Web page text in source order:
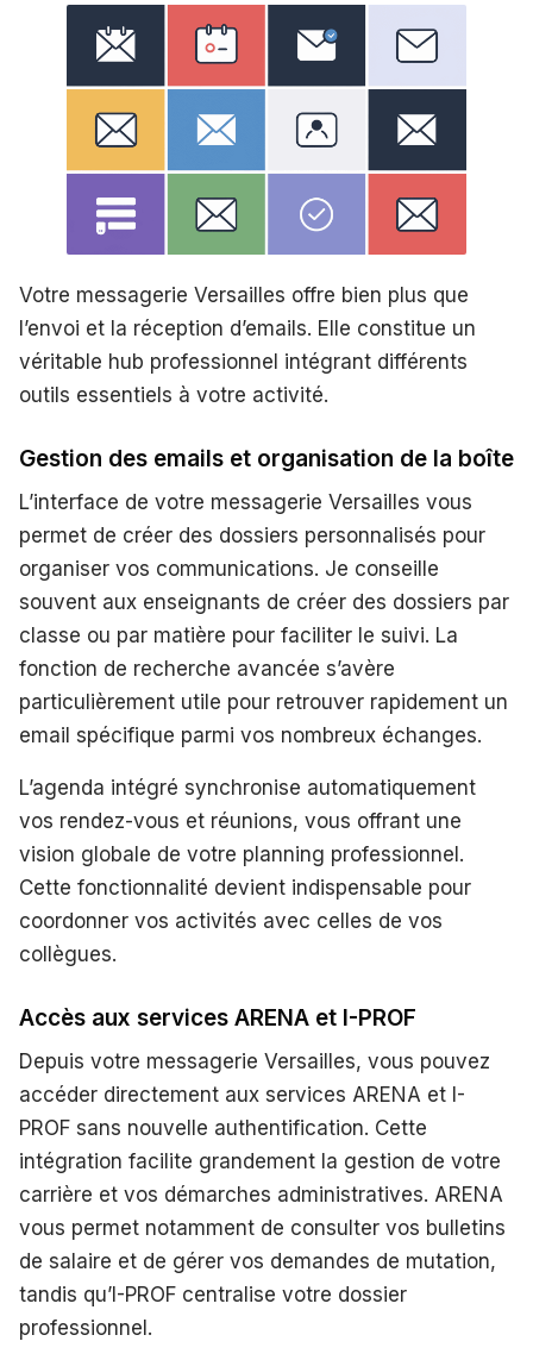
Votre messagerie Versailles offre bien plus que
l’envoi et la réception d’emails. Elle constitue un
véritable hub professionnel intégrant différents
outils essentiels à votre activité.
Gestion des emails et organisation de la boîte
L’interface de votre messagerie Versailles vous
permet de créer des dossiers personnalisés pour
organiser vos communications. Je conseille
souvent aux enseignants de créer des dossiers par
classe ou par matière pour faciliter le suivi. La
fonction de recherche avancée s’avère
particulièrement utile pour retrouver rapidement un
email spécifique parmi vos nombreux échanges.
L’agenda intégré synchronise automatiquement
vos rendez-vous et réunions, vous offrant une
vision globale de votre planning professionnel.
Cette fonctionnalité devient indispensable pour
coordonner vos activités avec celles de vos
collègues.
Accès aux services ARENA et I-PROF
Depuis votre messagerie Versailles, vous pouvez
accéder directement aux services ARENA et I-
PROF sans nouvelle authentification. Cette
intégration facilite grandement la gestion de votre
carrière et vos démarches administratives. ARENA
vous permet notamment de consulter vos bulletins
de salaire et de gérer vos demandes de mutation,
tandis qu’I-PROF centralise votre dossier
professionnel.